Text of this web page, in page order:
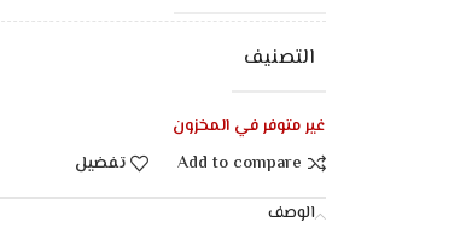
التصنيف
غير متوفر في المخزون
Add to compare
تفضيل
الوصف